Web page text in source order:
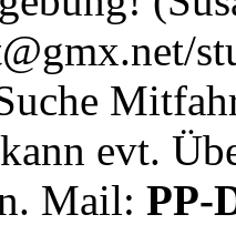
evt.
Mail: PP-